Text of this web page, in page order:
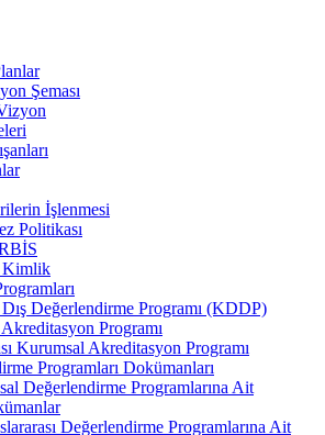
Şeması
İşlenmesi
Politikası
Kimlik
Değerlendirme Programı (KDDP)
Programı
Kurumsal Akreditasyon Programı
Programları Dokümanları
Değerlendirme Programlarına Ait
Değerlendirme Programlarına Ait